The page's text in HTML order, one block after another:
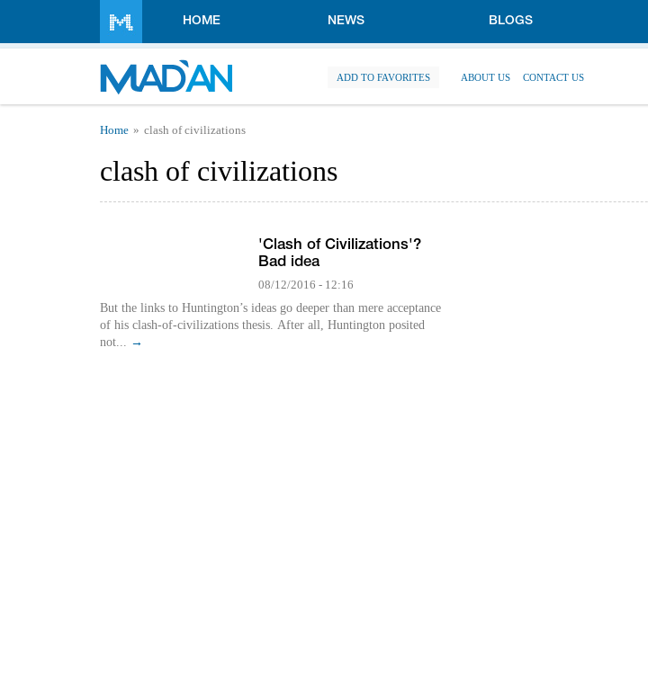
HOME NEWS BLOGS
ADD TO FAVORITES ABOUT US CONTACT US
You are here
Home clash of civilizations
clash of civilizations
'Clash of Civilizations'?
Bad idea
08/12/2016 - 12:16
But the links to Huntington’s ideas go deeper than mere acceptance
of his clash-of-civilizations thesis. After all, Huntington posited
not...
→